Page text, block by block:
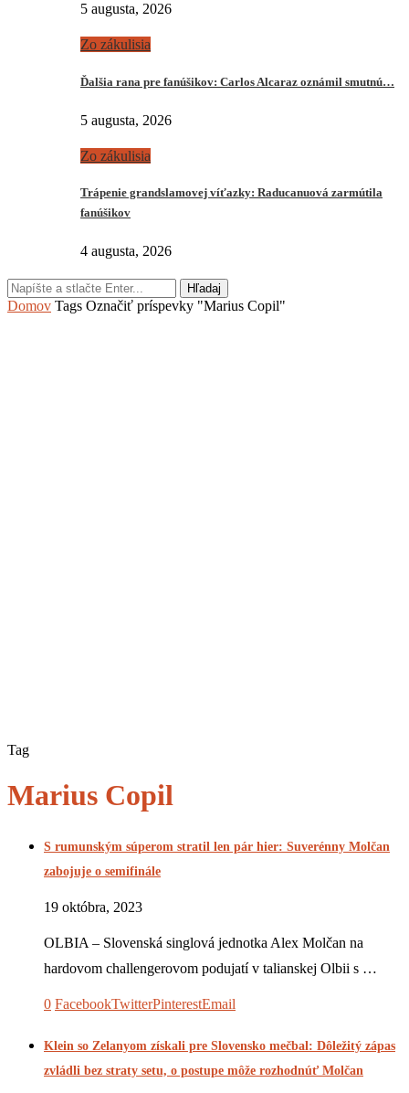
5 augusta, 2026
Zo zákulisia
Ďalšia rana pre fanúšikov: Carlos Alcaraz oznámil smutnú…
5 augusta, 2026
Zo zákulisia
Trápenie grandslamovej víťazky: Raducanuová zarmútila
fanúšikov
4 augusta, 2026
Hľadaj
Domov Tags Označiť príspevky "Marius Copil"
Tag
Marius Copil
S rumunským súperom stratil len pár hier: Suverénny Molčan
zabojuje o semifinále
19 októbra, 2023
OLBIA – Slovenská singlová jednotka Alex Molčan na
hardovom challengerovom podujatí v talianskej Olbii s …
0 FacebookTwitterPinterestEmail
Klein so Zelanyom získali pre Slovensko mečbal: Dôležitý zápas
zvládli bez straty setu, o postupe môže rozhodnúť Molčan